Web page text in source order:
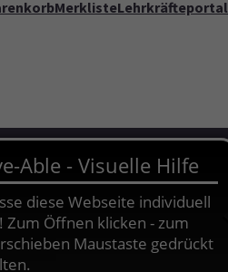
MerklisteLehrkräfteportal
Junge vhs &
Familie
HAG